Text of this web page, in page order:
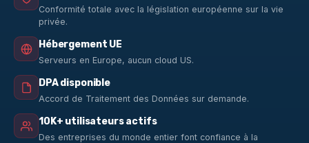
Conformité totale avec la législation européenne sur la vie
privée.
Hébergement UE
Serveurs en Europe, aucun cloud US.
DPA disponible
Accord de Traitement des Données sur demande.
10K+ utilisateurs actifs
Des entreprises du monde entier font confiance à la